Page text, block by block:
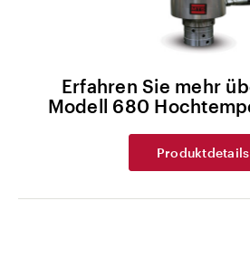
Erfahren Sie mehr
Modell 680
Produktdetails